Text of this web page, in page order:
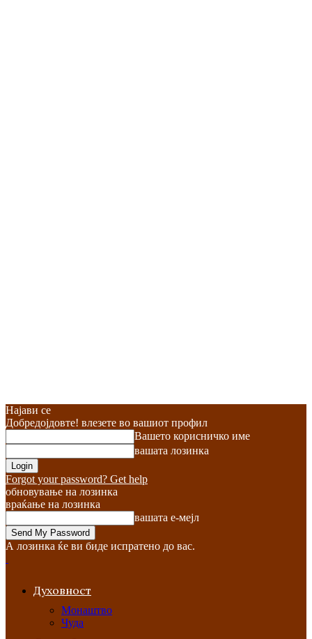
Најави се
Добредојдовте! влезете во вашиот профил
Вашето корисничко име
вашата лозинка
Forgot your password? Get help
обновување на лозинка
враќање на лозинка
вашата е-мејл
А лозинка ќе ви биде испратено до вас.
Духовност
Монаштво
Чуда